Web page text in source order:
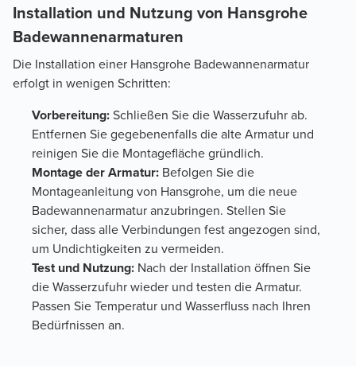
Installation und Nutzung von Hansgrohe
Badewannenarmaturen
Die Installation einer Hansgrohe Badewannenarmatur
erfolgt in wenigen Schritten:
Vorbereitung:Schließen Sie die Wasserzufuhr ab.
Entfernen Sie gegebenenfalls die alte Armatur und
reinigen Sie die Montagefläche gründlich.
Montage der Armatur: Befolgen Sie die
Montageanleitung von Hansgrohe, um die neue
Badewannenarmatur anzubringen. Stellen Sie
sicher, dass alle Verbindungen fest angezogen sind,
um Undichtigkeiten zu vermeiden.
Test und Nutzung: Nach der Installation öffnen Sie
die Wasserzufuhr wieder und testen die Armatur.
Passen Sie Temperatur und Wasserfluss nach Ihren
Bedürfnissen an.